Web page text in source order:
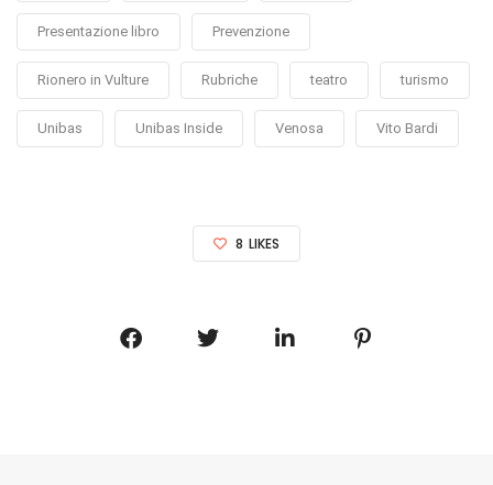
Presentazione libro Prevenzione
Rionero in Vulture Rubriche teatro turismo
Unibas Unibas Inside Venosa Vito Bardi
8 LIKES